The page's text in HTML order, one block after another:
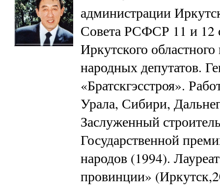
администрации
Совета РСФСР 11 и 12
Иркутского
народных депутатов.
«Братскгэсстроя».
Урала, Сибири,
Заслуженный
Государственной
народов (1994).
провинции»